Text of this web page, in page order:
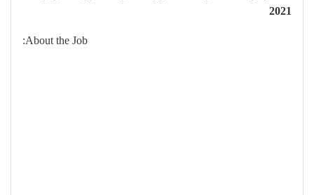
2021
About the Job: